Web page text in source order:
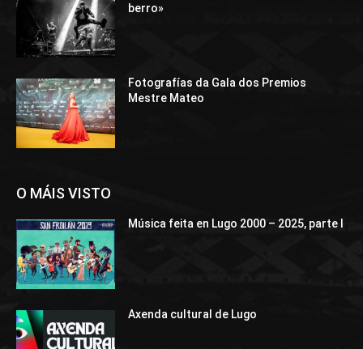
berro»
Fotografías da Gala dos Premios
Mestre Mateo
O MÁIS VISTO
Música feita en Lugo 2000 – 2025, parte I
Axenda cultural de Lugo